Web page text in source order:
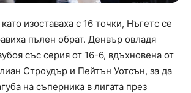
изоставаха с 16 точки, Нъгетс се
пълен обрат. Денвър овладя
със серия от 16-6, вдъхновена от
Строудър и Пейтън Уотсън, за да
на съперника в лигата през